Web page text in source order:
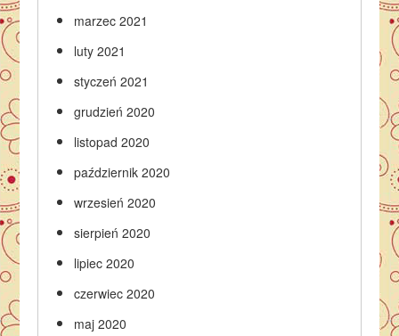
marzec 2021
luty 2021
styczeń 2021
grudzień 2020
listopad 2020
październik 2020
wrzesień 2020
sierpień 2020
lipiec 2020
czerwiec 2020
maj 2020